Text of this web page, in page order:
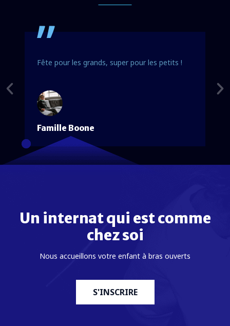
Je suis venu à l'IMB avec mes premiers petits
que je chérirai toute ma vie.
Noé
Un internat qui est comme
chez soi
Nous accueillons votre enfant à bras ouverts
S'INSCRIRE